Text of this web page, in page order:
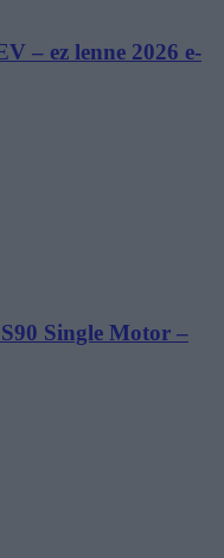
– ez lenne 2026 e-
Single Motor –